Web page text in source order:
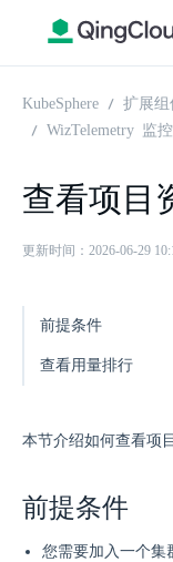
KubeSphere 扩展组
WizTelemetry 监控
查看项目
更新时间：2026-06-29
前提条件
查看用量排行
本节介绍如何查看项
前提条件
您需要加入一个集